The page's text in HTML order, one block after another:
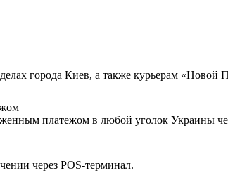
города Киев, а также курьерам «Новой
платежом в любой уголок Украины
через POS-терминал.